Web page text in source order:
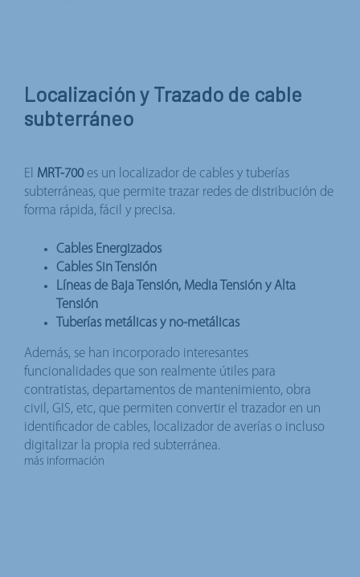
Localización y Trazado de cable
subterráneo
El MRT-700es un localizador de cables y tuberías
subterráneas, que permite trazar redes de distribución de
forma rápida, fácil y precisa.
Cables Energizados
Cables Sin Tensión
Líneas de Baja Tensión, Media Tensión y Alta
Tensión
Tuberías metálicas y no-metálicas
Además, se han incorporado interesantes
funcionalidades que son realmente útiles para
contratistas, departamentos de mantenimiento, obra
civil, GIS, etc, que permiten convertir el trazador en un
identificador de cables, localizador de averías o incluso
digitalizar la propia red subterránea.
más información